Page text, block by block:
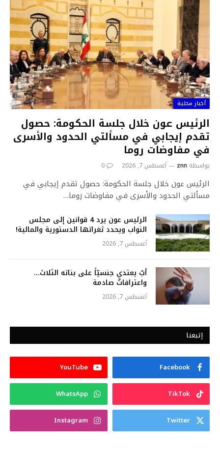
أخبار محلية
الرئيس عون خلال جلسة الحكومة: حصول
تقدم إيجابي في مسألتي الحدود والأسرى
في مفاوضات روما
بواسطة znn أغسطس 7, 2026 0
الرئيس عون خلال جلسة الحكومة: حصول تقدم إيجابي في
مسألتي الحدود والأسرى في مفاوضات روما…
الرئيس عون يرد 4 قوانين إلى مجلس
النواب ويحدد ثغراتها الدستورية والمالية!
أغسطس 7, 2026
أبٌ يعتدي جنسيّاً على بناته الثلاث…
واعترافاتٌ صادمة
أغسطس 7, 2026
إتبعنا
Facebook
YouTube
TikTok
WhatsApp
Twitter
Instagram